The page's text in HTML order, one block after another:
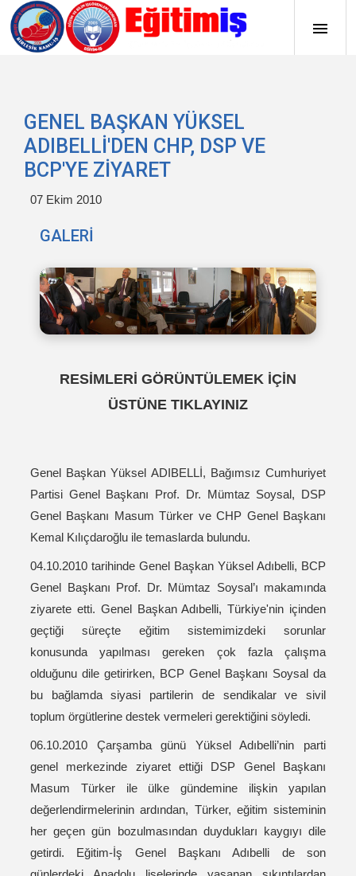
GENEL BAŞKAN YÜKSEL
ADIBELLİ'DEN CHP, DSP VE
BCP'YE ZİYARET
07 Ekim 2010
GALERİ
RESİMLERİ GÖRÜNTÜLEMEK İÇİN
ÜSTÜNE TIKLAYINIZ
Genel Başkan Yüksel ADIBELLİ, Bağımsız Cumhuriyet
Partisi Genel Başkanı Prof. Dr. Mümtaz Soysal, DSP
Genel Başkanı Masum Türker ve CHP Genel Başkanı
Kemal Kılıçdaroğlu ile temaslarda bulundu.
04.10.2010 tarihinde Genel Başkan Yüksel Adıbelli, BCP
Genel Başkanı Prof. Dr. Mümtaz Soysal’ı makamında
ziyarete etti. Genel Başkan Adıbelli, Türkiye'nin içinden
geçtiği süreçte eğitim sistemimizdeki sorunlar
konusunda yapılması gereken çok fazla çalışma
olduğunu dile getirirken, BCP Genel Başkanı Soysal da
bu bağlamda siyasi partilerin de sendikalar ve sivil
toplum örgütlerine destek vermeleri gerektiğini söyledi.
06.10.2010 Çarşamba günü Yüksel Adıbelli’nin parti
genel merkezinde ziyaret ettiği DSP Genel Başkanı
Masum Türker ile ülke gündemine ilişkin yapılan
değerlendirmelerinin ardından, Türker, eğitim sisteminin
her geçen gün bozulmasından duydukları kaygıyı dile
getirdi. Eğitim-İş Genel Başkanı Adıbelli de son